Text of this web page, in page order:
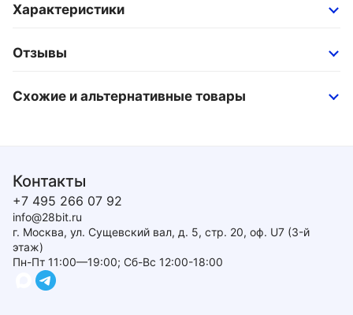
Характеристики
Отзывы
Схожие и альтернативные товары
Контакты
+7 495 266 07 92
info@28bit.ru
г. Москва, ул. Сущевский вал, д. 5, стр. 20, оф. U7 (3-й
этаж)
Пн-Пт 11:00—19:00; Сб-Вс 12:00-18:00